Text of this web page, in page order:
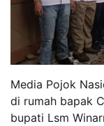
Media Pojok
di rumah bapak
bupati Lsm